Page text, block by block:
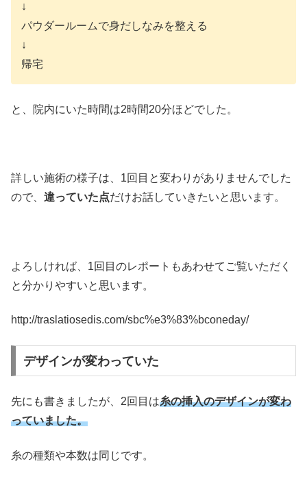
↓
パウダールームで身だしなみを整える
↓
帰宅
と、院内にいた時間は2時間20分ほどでした。
詳しい施術の様子は、1回目と変わりがありませんでした
ので、 違っていた点だけお話していきたいと思います。
よろしければ、1回目のレポートもあわせてご覧いただく
と分かりやすいと思います。
http://traslatiosedis.com/sbc%e3%83%bconeday/
デザインが変わっていた
先にも書きましたが、2回目は糸の挿入のデザインが変わ
っていました。
糸の種類や本数は同じです。